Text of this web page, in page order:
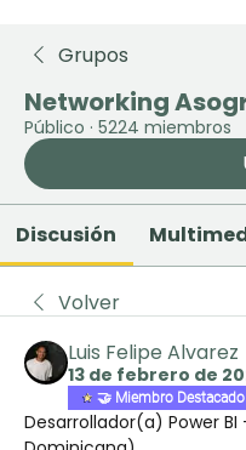
Grupos
Networking
Público · 5224 miembros
Discusión
Volver
Luis Felipe Alvarez
13 de febrero de
🤝 Miembro Destacado
Desarrollador(a) Power BI